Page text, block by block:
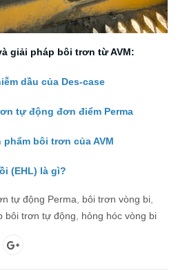
giải pháp bôi trơn từ AVM:
dầu của Des-case
tự động đơn điểm Perma
bôi trơn của AVM
(EHL) là gì?
tự động Perma bôi trơn vòng bi
bôi trơn tự động hỏng hóc vòng bi